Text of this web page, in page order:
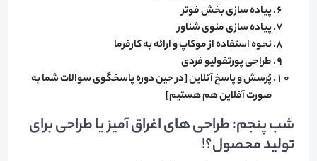
پیاده سازی بخش فوتر
پیاده سازی منوی شناور
نحوه استفاده از موکاپ و ارائه به کارفرما
طراحی پورتفولیو فردی
پُرسش و پاسخ آنلاین [در حین دوره پاسخگوی سوالات شما به
صورت آفلاین هم هستیم]
شب پنجم: طراحی های اغراق آمیز یا طراحی برای
تولید محصول؟!